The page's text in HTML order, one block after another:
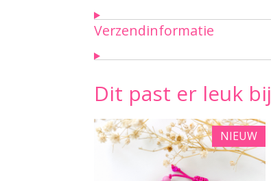
Verzendinformatie
Dit past er leuk bij
NIEUW